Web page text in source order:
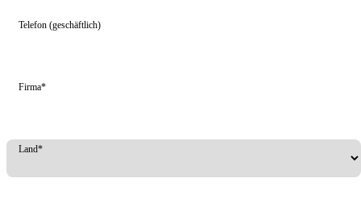
Telefon (geschäftlich)
Firma*
Land*